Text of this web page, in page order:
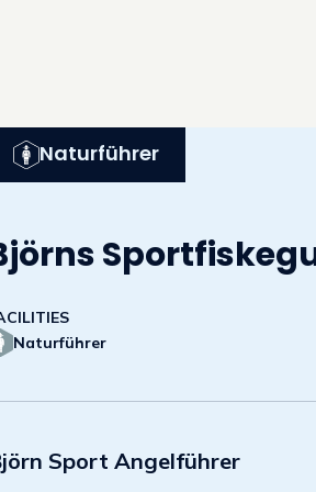
Naturführer
Naturführer
Sport Angelführer